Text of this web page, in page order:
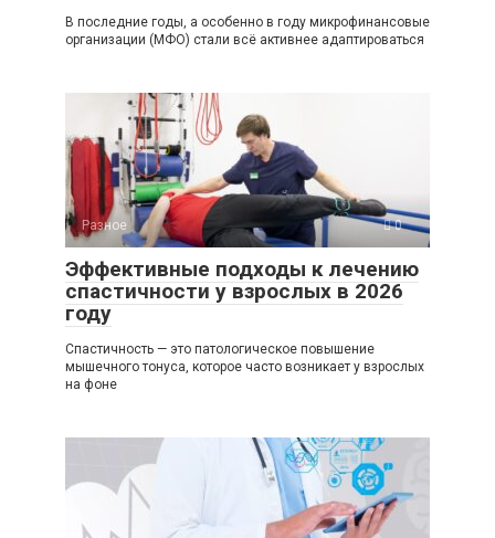
В последние годы, а особенно в году микрофинансовые
организации (МФО) стали всё активнее адаптироваться
Разное 0
Эффективные подходы к лечению
спастичности у взрослых в 2026
году
Спастичность — это патологическое повышение
мышечного тонуса, которое часто возникает у взрослых
на фоне